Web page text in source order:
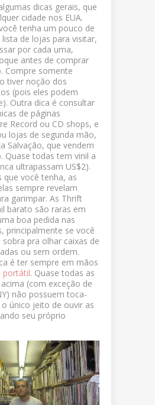
dicas gerais, que
cidade nos EUA.
tenha um pouco de
de lojas para visitar,
por cada uma,
antes de comprar
Compre somente
tiver noção dos
(pois eles podem
Outra dica é consultar
de páginas
Record ou CD shops, e
lojas de segunda mão,
Salvação, que vendem
Quase todas tem vinil a
ultrapassam US$2).
que você tenha, as
sempre revelam
garimpar. As Thrift
barato são raras em
boa pedida nas
principalmente se você
pra olhar caixas de
ou sem ordem.
é ter sempre em mãos
portátil. Quase todas as
(com exceção de
não possuem toca-
único jeito de ouvir as
seu próprio